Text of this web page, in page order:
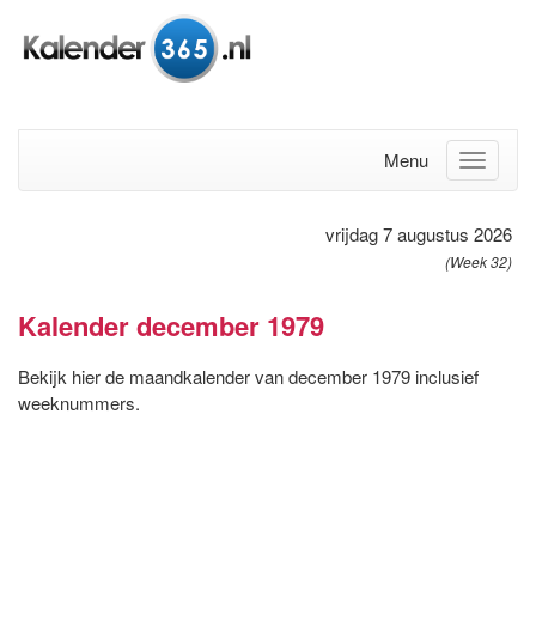
Menu
vrijdag 7 augustus 2026
(Week 32)
Kalender december 1979
Bekijk hier de maandkalender van december 1979 inclusief
weeknummers.